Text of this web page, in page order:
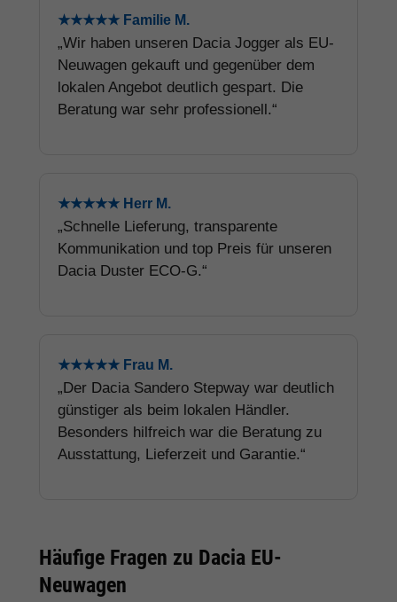
★★★★★ Familie M.
„Wir haben unseren Dacia Jogger als EU-
Neuwagen gekauft und gegenüber dem
lokalen Angebot deutlich gespart. Die
Beratung war sehr professionell.“
★★★★★ Herr M.
„Schnelle Lieferung, transparente
Kommunikation und top Preis für unseren
Dacia Duster ECO-G.“
★★★★★ Frau M.
„Der Dacia Sandero Stepway war deutlich
günstiger als beim lokalen Händler.
Besonders hilfreich war die Beratung zu
Ausstattung, Lieferzeit und Garantie.“
Häufige Fragen zu Dacia EU-
Neuwagen